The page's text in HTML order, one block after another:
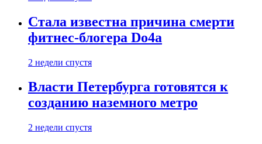
Стала известна причина смерти
фитнес-блогера Do4а
2 недели спустя
Власти Петербурга готовятся к
созданию наземного метро
2 недели спустя